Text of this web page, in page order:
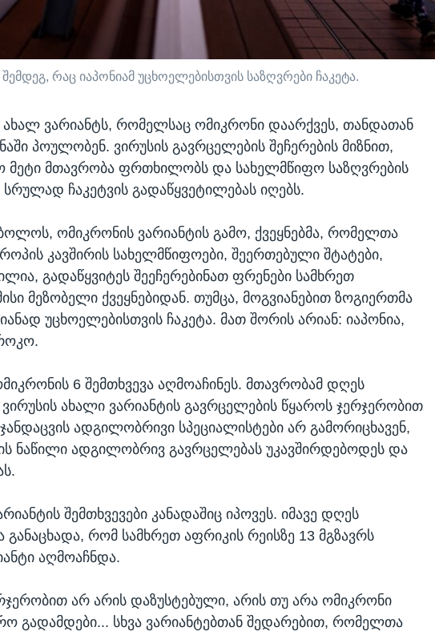
რაც იაპონიამ უცხოელებისთვის საზღვრები ჩაკეტა.
ახალ ვარიანტს, რომელსაც ომიკრონი დაარქვეს, თანდათან
პოულობენ. ვირუსის გავრცელების შეჩერების მიზნით,
მთავრობა ფრთხილობს და სახელმწიფო საზღვრების
ჩაკეტვის გადაწყვეტილებას იღებს.
ომიკრონის ვარიანტის გამო, ქვეყნებმა, რომელთა
კავშირის სახელმწიფოები, შეერთებული შტატები,
გადაწყვიტეს შეეჩერებინათ ფრენები სამხრეთ
მეზობელი ქვეყნებიდან. თუმცა, მოგვიანებით ზოგიერთმა
უცხოელებისთვის ჩაკეტა. მათ შორის არიან: იაპონია,
6 შემთხვევა აღმოაჩინეს. მთავრობამ დღეს
ახალი ვარიანტის გავრცელების წყაროს ჯერჯერობით
ადგილობრივი სპეციალისტები არ გამორიცხავენ,
ნაწილი ადგილობრივ გავრცელებას უკავშირდებოდეს და
შემთხვევები კანადაშიც იპოვეს. იმავე დღეს
რომ სამხრეთ აფრიკის რეისზე 13 მგზავრს
აღმოაჩნდა.
არ არის დაზუსტებული, არის თუ არა ომიკრონი
გადამდები... სხვა ვარიანტებთან შედარებით, რომელთა